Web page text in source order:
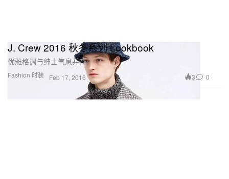
Fashion 时装
J. Crew 2016 秋冬系列 Lookbook
优雅格调与绅士气息并存。
Feb 17, 2016 3 0